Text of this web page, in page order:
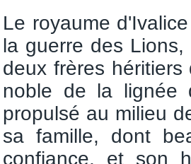
Le royaume
la guerre des
deux frères
noble de la lignée
propulsé au milieu
sa famille, dont
confiance, et son